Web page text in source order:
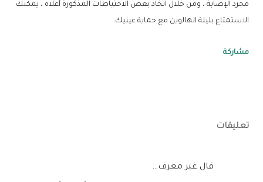
مجرد الإصابة ، ومن خلال اتخاذ بعض الاحتياطات المذكورة أعلاه ، يمكنك
الاستمتاع بليلة الهالوين مع حماية عينيك.
مشاركة
تعليقات
‏قال غير معرف…